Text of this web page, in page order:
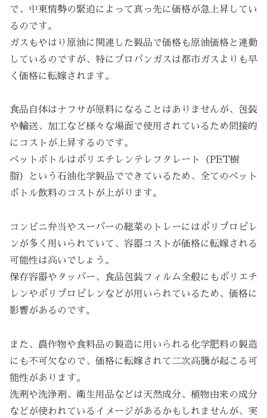
で、中東情勢の緊迫によって真っ先に価格が急上昇してい
るのです。
ガスもやはり原油に関連した製品で価格も原油価格と連動
しているのですが、特にプロパンガスは都市ガスよりも早
く価格に転嫁されます。
食品自体はナフサが原料になることはありませんが、包装
や輸送、加工など様々な場面で使用されているため間接的
にコストが上昇するのです。
ペットボトルはポリエチレンテレフタレート（PET樹
脂）という石油化学製品でできているため、全てのペット
ボトル飲料のコストが上がります。
コンビニ弁当やスーパーの総菜のトレーにはポリプロピレ
ンが多く用いられていて、容器コストが価格に転嫁される
可能性は高いでしょう。
保存容器やタッパー、食品包装フィルム全般にもポリエチ
レンやポリプロピレンなどが用いられているため、価格に
影響があるのです。
また、農作物や食料品の製造に用いられる化学肥料の製造
にも不可欠なので、価格に転嫁されて二次高騰が起こる可
能性があります。
洗剤や洗浄剤、衛生用品などは天然成分、植物由来の成分
などが使われているイメージがあるかもしれませんが、実